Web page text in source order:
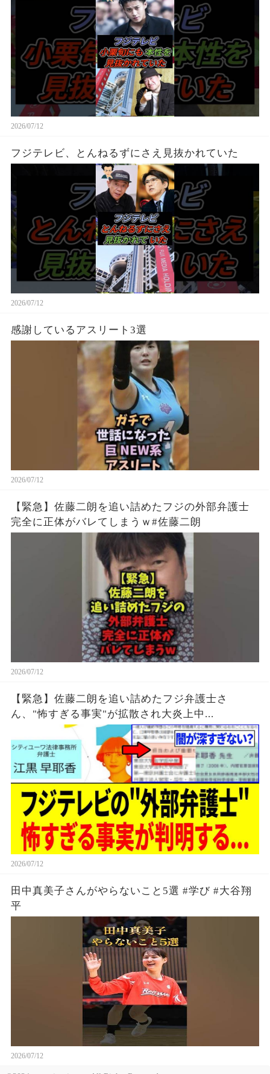
2026/07/12
フジテレビ、とんねるずにさえ見抜かれていた
2026/07/12
感謝しているアスリート3選
2026/07/12
【緊急】佐藤二朗を追い詰めたフジの外部弁護士
完全に正体がバレてしまうｗ#佐藤二朗
2026/07/12
【緊急】佐藤二朗を追い詰めたフジ弁護士さ
ん、"怖すぎる事実"が拡散され大炎上中...
2026/07/12
田中真美子さんがやらないこと5選 #学び #大谷翔
平
2026/07/12